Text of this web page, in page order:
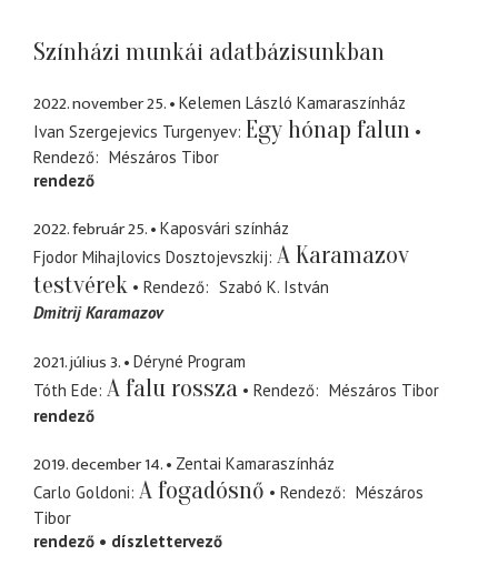
Színházi munkái adatbázisunkban
2022. november 25.
Kelemen László Kamaraszínház
Ivan Szergejevics Turgenyev Egy hónap falun
Rendező
Mészáros Tibor
rendező
2022. február 25.
Kaposvári színház
Fjodor Mihajlovics Dosztojevszkij A Karamazov
testvérek
Rendező
Szabó K. István
Dmitrij Karamazov
2021. július 3.
Déryné Program
Tóth Ede A falu rossza Rendező
Mészáros Tibor
rendező
2019. december 14.
Zentai Kamaraszínház
Carlo Goldoni A fogadósnő Rendező
Mészáros
Tibor
rendező
díszlettervező